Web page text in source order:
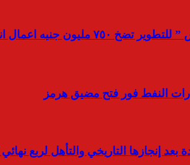
اروما السخنة حتى نهاية ٢٠٢٤
النفط فور فتح مضيق هرمز
إنجازها التاريخي والتأهل لربع